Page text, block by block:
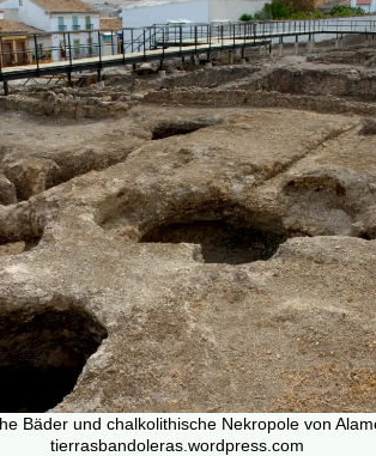
Bäder und chalkolithische Nekropole von
tierrasbandoleras.wordpress.com